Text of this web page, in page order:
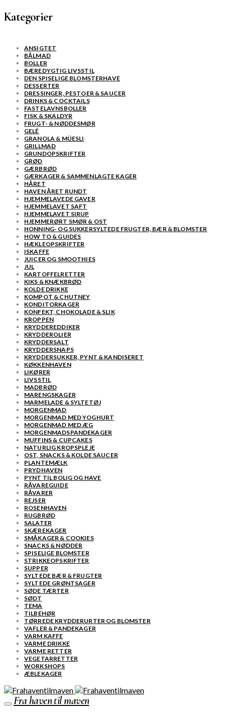
Kategorier
ANSIGTET
BÅLMAD
BOLLER
BÆREDYGTIG LIVSSTIL
DEN SPISELIGE BLOMSTERHAVE
DESSERTER
DRESSINGER, PESTOER & SAUCER
DRINKS & COCKTAILS
FASTELAVNSBOLLER
FISK & SKALDYR
FRUGT- & NØDDESMØR
GELÉ
GRANOLA & MÜESLI
GRILLMAD
GRUNDOPSKRIFTER
GRØD
GÆRBRØD
GÆRKAGER & SAMMENLAGTE KAGER
HÅRET
HAVEN ÅRET RUNDT
HJEMMELAVEDE GAVER
HJEMMELAVET SAFT
HJEMMELAVET SIRUP
HJEMMERØRT SMØR & OST
HONNING- OG SUKKERSYLTEDE FRUGTER, BÆR & BLOMSTER
HOW TO & GUIDES
HÆKLEOPSKRIFTER
ISKAFFE
JUICER OG SMOOTHIES
JUL
KARTOFFELRETTER
KIKS & KNÆKBRØD
KOLDE DRIKKE
KOMPOT & CHUTNEY
KONDITORKAGER
KONFEKT, CHOKOLADE & SLIK
KROPPEN
KRYDDEREDDIKER
KRYDDEROLIER
KRYDDERSALT
KRYDDERSNAPS
KRYDDERSUKKER, PYNT & KANDISERET
KØKKENHAVEN
LIKØRER
LIVSSTIL
MADBRØD
MARENGSKAGER
MARMELADE & SYLTETØJ
MORGENMAD
MORGENMAD MED YOGHURT
MORGENMAD MED ÆG
MORGENMADSPANDEKAGER
MUFFINS & CUPCAKES
NATURLIG KROPSPLEJE
OST, SNACKS & KOLDE SAUCER
PLANTEMÆLK
PRYDHAVEN
PYNT TIL BOLIG OG HAVE
RÅVAREGUIDE
RÅVARER
REJSER
ROSENHAVEN
RUGBRØD
SALATER
SKÆREKAGER
SMÅKAGER & COOKIES
SNACKS & NØDDER
SPISELIGE BLOMSTER
STRIKKEOPSKRIFTER
SUPPER
SYLTEDE BÆR & FRUGTER
SYLTEDE GRØNTSAGER
SØDE TÆRTER
SØDT
TEMA
TILBEHØR
TØRREDE KRYDDERURTER OG BLOMSTER
VAFLER & PANDEKAGER
VARM KAFFE
VARME DRIKKE
VARME RETTER
VEGETARRETTER
WORKSHOPS
ÆBLEKAGER
Fra haven til maven